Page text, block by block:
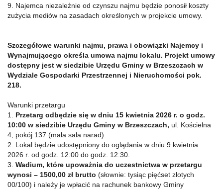
9. Najemca niezależnie od czynszu najmu będzie ponosił koszty
zużycia mediów na zasadach określonych w projekcie umowy.
Szczegółowe warunki najmu, prawa i obowiązki Najemcy i
Wynajmującego określa umowa najmu lokalu. Projekt umowy
dostępny jest w siedzibie Urzędu Gminy w Brzeszczach w
Wydziale Gospodarki Przestrzennej i Nieruchomości pok.
218.
Warunki przetargu
1. Przetarg odbędzie się w dniu 15 kwietnia 2026 r. o godz.
10:00 w siedzibie Urzędu Gminy w Brzeszczach, ul. Kościelna
4, pokój 137 (mała sala narad).
2. Lokal będzie udostępniony do oglądania w dniu 9 kwietnia
2026 r. od godz. 12:00 do godz. 12:30.
3. Wadium, które upoważnia do uczestnictwa w przetargu
wynosi – 1500,00 zł brutto (słownie: tysiąc pięćset złotych
00/100) i należy je wpłacić na rachunek bankowy Gminy